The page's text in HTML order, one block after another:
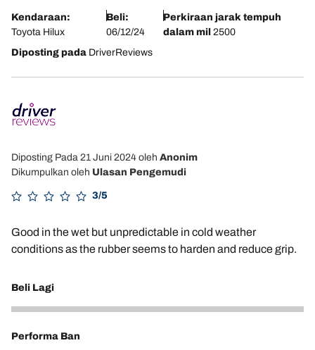
Kendaraan:
Toyota Hilux
Beli:
06/12/24
Perkiraan jarak tempuh
dalam mil 2500
Diposting pada DriverReviews
Diposting Pada 21 Juni 2024 oleh Anonim
Dikumpulkan oleh Ulasan Pengemudi
3/5
Good in the wet but unpredictable in cold weather
conditions as the rubber seems to harden and reduce grip.
Beli Lagi
2
Performa Ban